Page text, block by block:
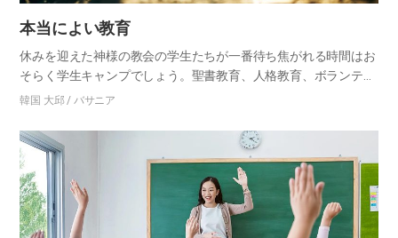
本当によい教育
休みを迎えた神様の教会の学生たちが一番待ち焦がれる時間はお
そらく学生キャンプでしょう。聖書教育、人格教育、ボランティ
ア活動、体験学習など多様なキャンププログラムの中で私が一番
霊的にも…
韓国 大邱 / バサニア